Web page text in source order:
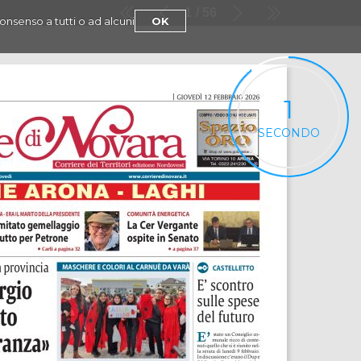
a tutti o ad alcuni OK
1
1
SECONDO